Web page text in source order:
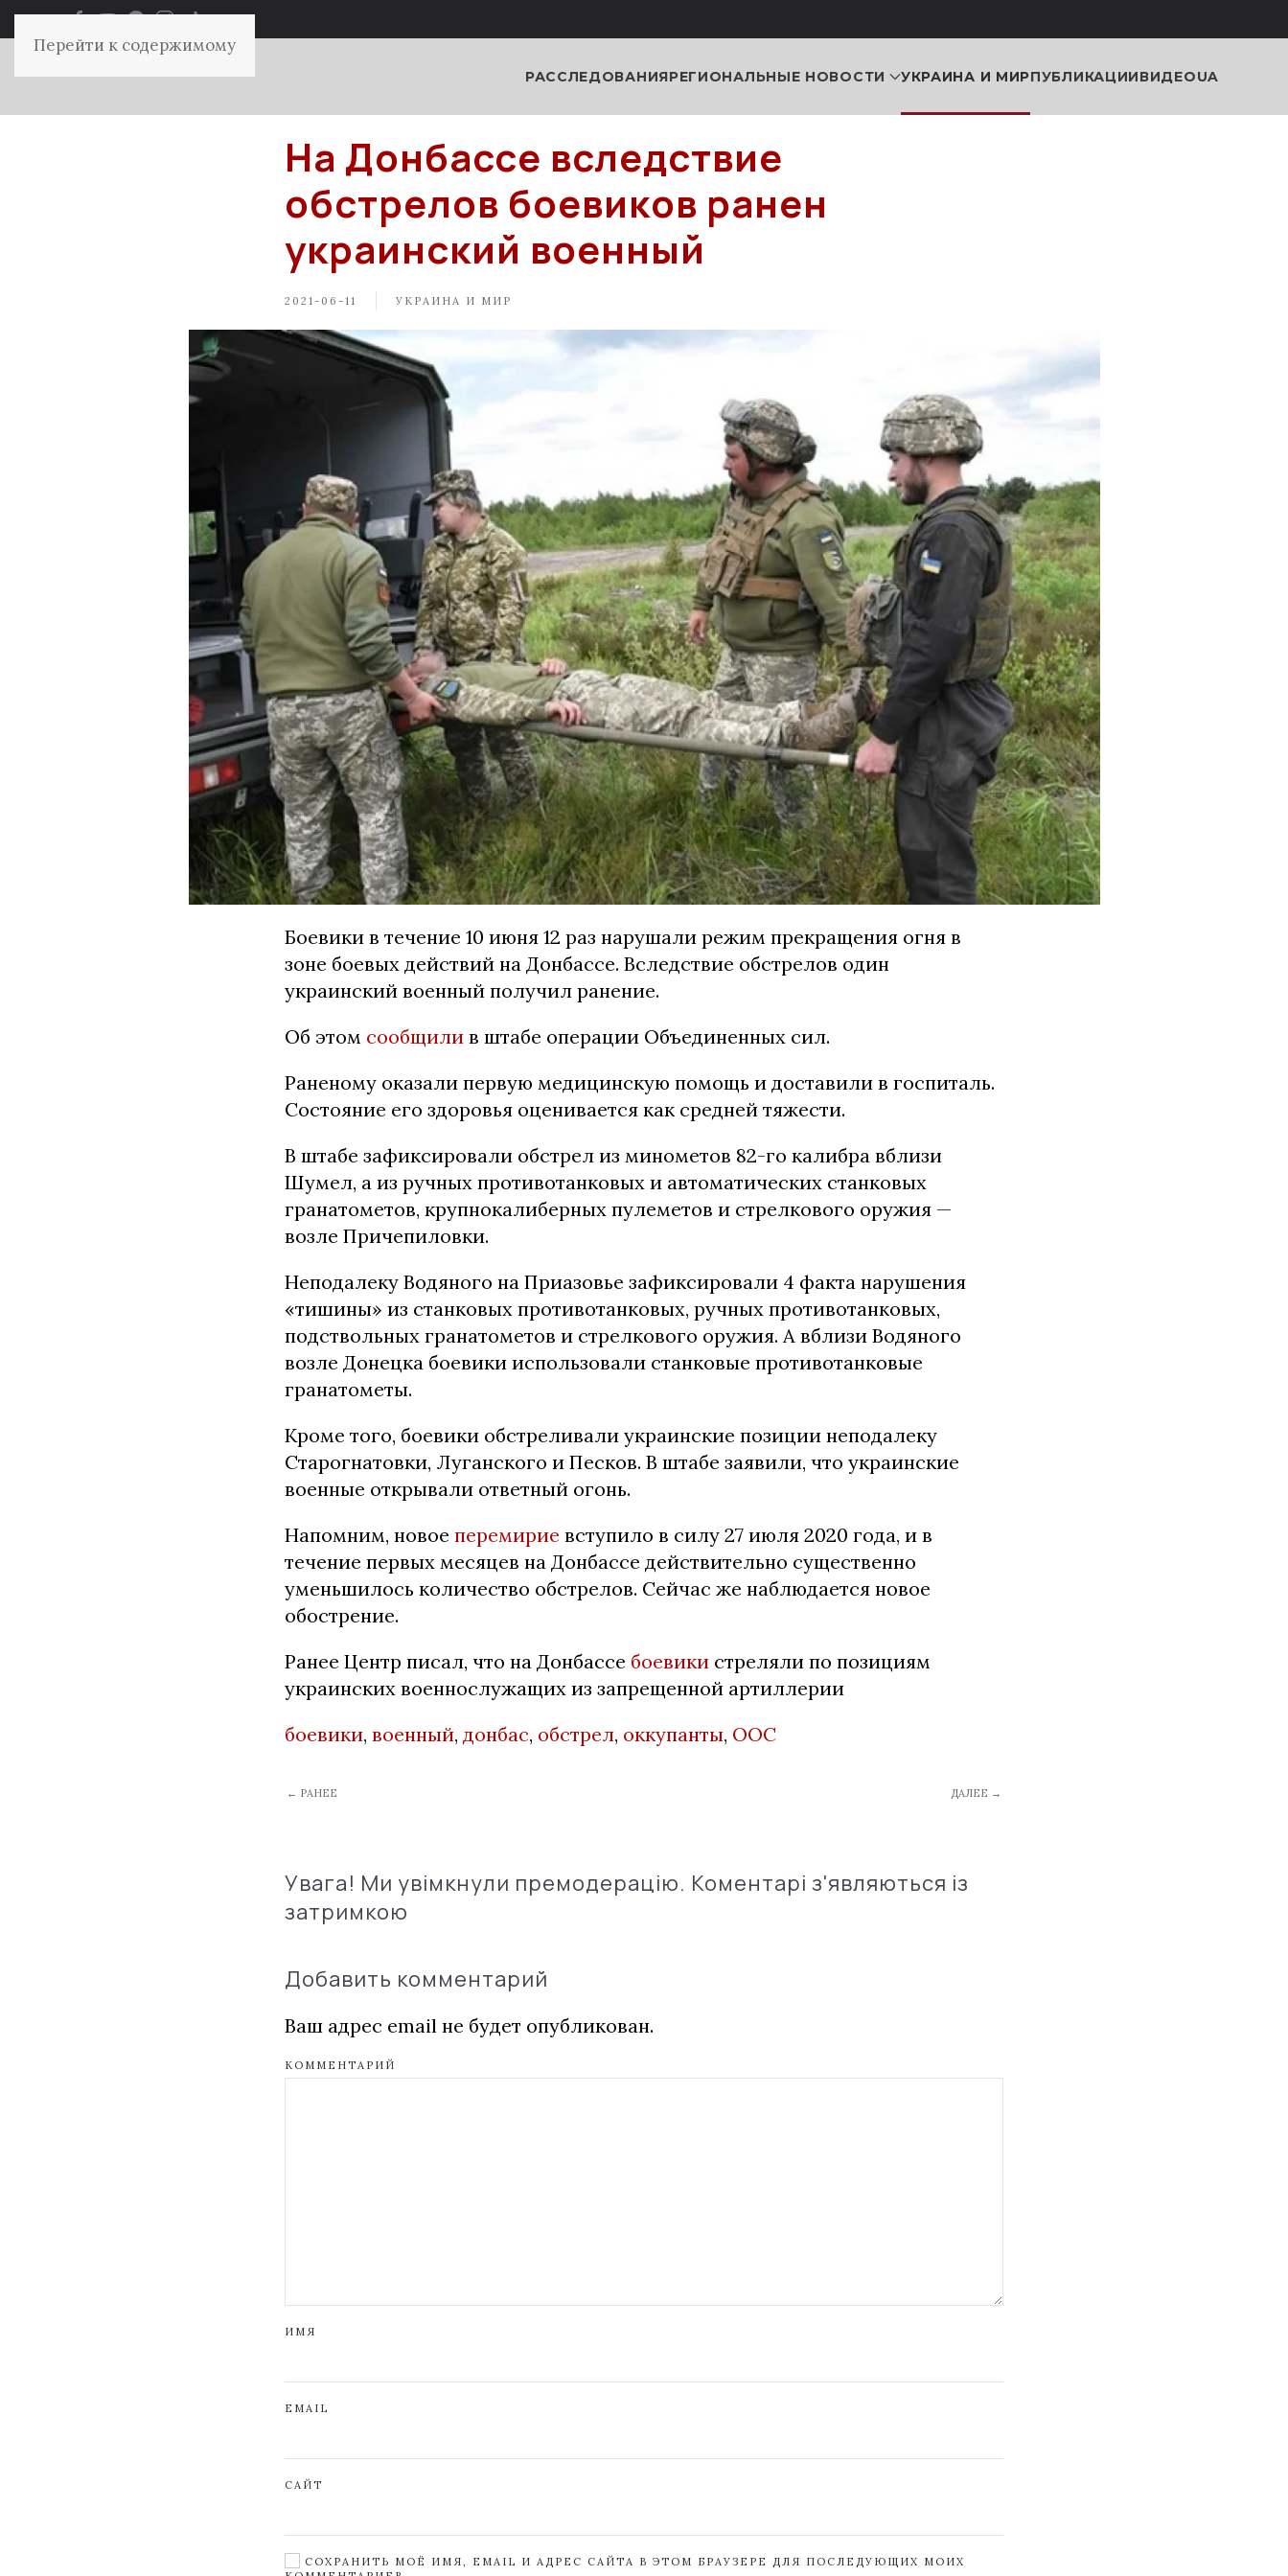
Перейти к содержимому
РАССЛЕДОВАНИЯРЕГИОНАЛЬНЫЕ НОВОСТИ УКРАИНА И МИРПУБЛИКАЦИИВИДЕОUA
На Донбассе вследствие
обстрелов боевиков ранен
украинский военный
2021-06-11 УКРАИНА И МИР
Боевики в течение 10 июня 12 раз нарушали режим прекращения огня в
зоне боевых действий на Донбассе. Вследствие обстрелов один
украинский военный получил ранение.
Об этом сообщили в штабе операции Объединенных сил.
Раненому оказали первую медицинскую помощь и доставили в госпиталь.
Состояние его здоровья оценивается как средней тяжести.
В штабе зафиксировали обстрел из минометов 82-го калибра вблизи
Шумел, а из ручных противотанковых и автоматических станковых
гранатометов, крупнокалиберных пулеметов и стрелкового оружия —
возле Причепиловки.
Неподалеку Водяного на Приазовье зафиксировали 4 факта нарушения
«тишины» из станковых противотанковых, ручных противотанковых,
подствольных гранатометов и стрелкового оружия. А вблизи Водяного
возле Донецка боевики использовали станковые противотанковые
гранатометы.
Кроме того, боевики обстреливали украинские позиции неподалеку
Старогнатовки, Луганского и Песков. В штабе заявили, что украинские
военные открывали ответный огонь.
Напомним, новое перемирие вступило в силу 27 июля 2020 года, и в
течение первых месяцев на Донбассе действительно существенно
уменьшилось количество обстрелов. Сейчас же наблюдается новое
обострение.
Ранее Центр писал, что на Донбассе боевики стреляли по позициям
украинских военнослужащих из запрещенной артиллерии
боевики, военный, донбас, обстрел, оккупанты, ООС
← РАНЕЕ ДАЛЕЕ →
Увага! Ми увімкнули премодерацію. Коментарі з'являються із
затримкою
Добавить комментарий
Ваш адрес email не будет опубликован.
КОММЕНТАРИЙ
ИМЯ
EMAIL
САЙТ
СОХРАНИТЬ МОЁ ИМЯ, EMAIL И АДРЕС САЙТА В ЭТОМ БРАУЗЕРЕ ДЛЯ ПОСЛЕДУЮЩИХ МОИХ